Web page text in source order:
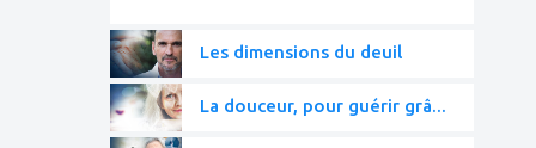
Les dimensions du deuil
La douceur, pour guérir grâ...